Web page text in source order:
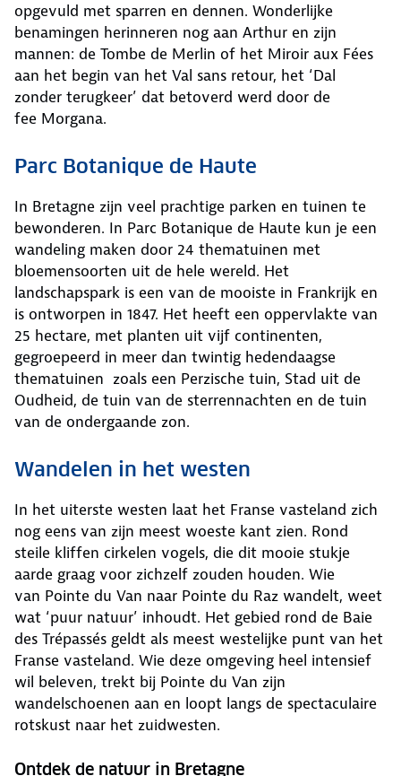
opgevuld met sparren en dennen. Wonderlijke
benamingen herinneren nog aan Arthur en zijn
mannen: de Tombe de Merlin of het Miroir aux Fées
aan het begin van het Val sans retour, het ‘Dal
zonder terugkeer’ dat betoverd werd door de
fee Morgana.
Parc Botanique de Haute
In Bretagne zijn veel prachtige parken en tuinen te
bewonderen. In Parc Botanique de Haute kun je een
wandeling maken door 24 thematuinen met
bloemensoorten uit de hele wereld. Het
landschapspark is een van de mooiste in Frankrijk en
is ontworpen in 1847. Het heeft een oppervlakte van
25 hectare, met planten uit vijf continenten,
gegroepeerd in meer dan twintig hedendaagse
thematuinen zoals een Perzische tuin, Stad uit de
Oudheid, de tuin van de sterrennachten en de tuin
van de ondergaande zon.
Wandelen in het westen
In het uiterste westen laat het Franse vasteland zich
nog eens van zijn meest woeste kant zien. Rond
steile kliffen cirkelen vogels, die dit mooie stukje
aarde graag voor zichzelf zouden houden. Wie
van Pointe du Van naar Pointe du Raz wandelt, weet
wat ‘puur natuur’ inhoudt. Het gebied rond de Baie
des Trépassés geldt als meest westelijke punt van het
Franse vasteland. Wie deze omgeving heel intensief
wil beleven, trekt bij Pointe du Van zijn
wandelschoenen aan en loopt langs de spectaculaire
rotskust naar het zuidwesten.
Ontdek de natuur in Bretagne